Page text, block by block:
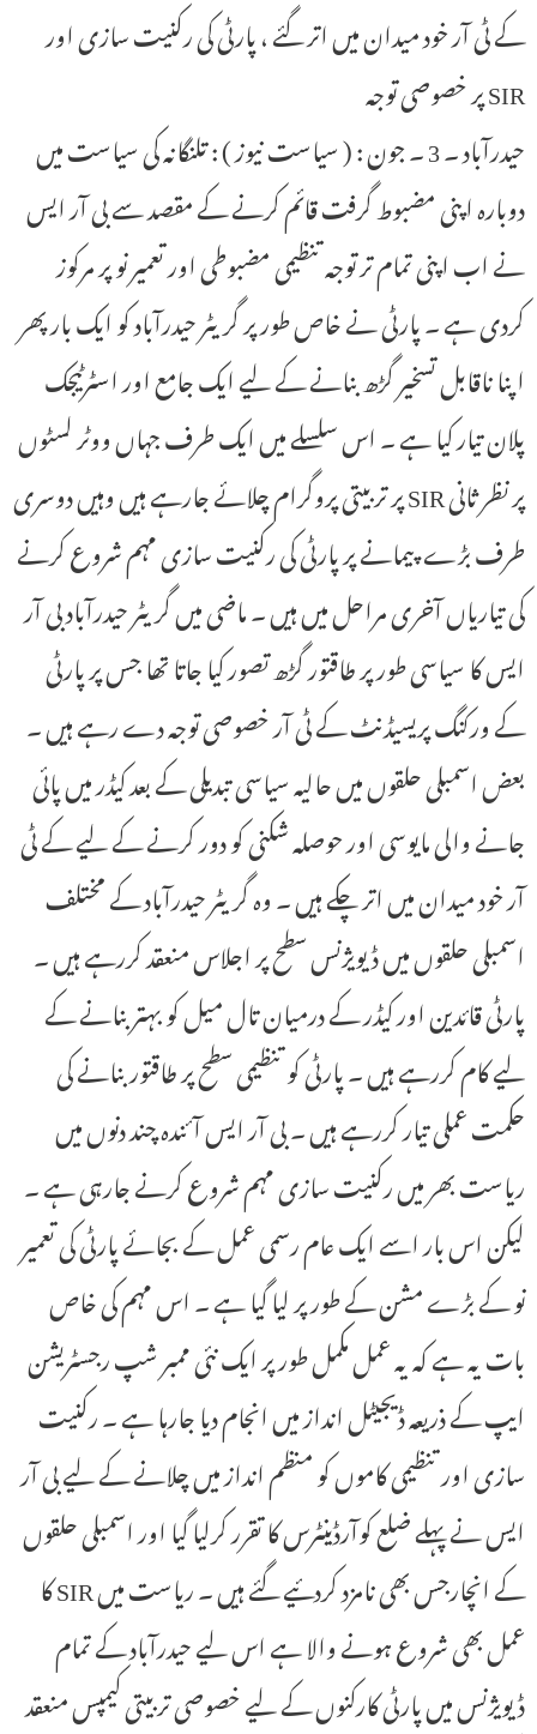
کے ٹی آر خود میدان میں اتر گئے ، پارٹی کی رکنیت سازی اور
SIR پر خصوصی توجہ
حیدرآباد ۔ 3 ۔ جون : ( سیاست نیوز ) : تلنگانہ کی سیاست میں
دوبارہ اپنی مضبوط گرفت قائم کرنے کے مقصد سے بی آر ایس
نے اب اپنی تمام تر توجہ تنظیمی مضبوطی اور تعمیر نو پر مرکوز
کردی ہے ۔ پارٹی نے خاص طور پر گریٹر حیدرآباد کو ایک بار پھر
اپنا ناقابل تسخیر گڑھ بنانے کے لیے ایک جامع اور اسٹرٹیجک
پلان تیار کیا ہے ۔ اس سلسلے میں ایک طرف جہاں ووٹر لسٹوں
پر نظر ثانی SIR پر تربیتی پروگرام چلائے جارہے ہیں وہیں دوسری
طرف بڑے پیمانے پر پارٹی کی رکنیت سازی مہم شروع کرنے
کی تیاریاں آخری مراحل میں ہیں ۔ ماضی میں گریٹر حیدرآباد بی آر
ایس کا سیاسی طور پر طاقتور گڑھ تصور کیا جاتا تھا جس پر پارٹی
کے ورکنگ پریسیڈنٹ کے ٹی آر خصوصی توجہ دے رہے ہیں ۔
بعض اسمبلی حلقوں میں حالیہ سیاسی تبدیلی کے بعد کیڈر میں پائی
جانے والی مایوسی اور حوصلہ شکنی کو دور کرنے کے لیے کے ٹی
آر خود میدان میں اتر چکے ہیں ۔ وہ گریٹر حیدرآباد کے مختلف
اسمبلی حلقوں میں ڈیویژنس سطح پر اجلاس منعقد کررہے ہیں ۔
پارٹی قائدین اور کیڈر کے درمیان تال میل کو بہتر بنانے کے
لیے کام کررہے ہیں ۔ پارٹی کو تنظیمی سطح پر طاقتور بنانے کی
حکمت عملی تیار کررہے ہیں ۔ بی آر ایس آئندہ چند دنوں میں
ریاست بھر میں رکنیت سازی مہم شروع کرنے جارہی ہے ۔
لیکن اس بار اسے ایک عام رسمی عمل کے بجائے پارٹی کی تعمیر
نو کے بڑے مشن کے طور پر لیا گیا ہے ۔ اس مہم کی خاص
بات یہ ہے کہ یہ عمل مکمل طور پر ایک نئی ممبر شپ رجسٹریشن
ایپ کے ذریعہ ڈیجیٹل انداز میں انجام دیا جارہا ہے ۔ رکنیت
سازی اور تنظیمی کاموں کو منظم انداز میں چلانے کے لیے بی آر
ایس نے پہلے ضلع کوآرڈینٹرس کا تقرر کرلیا گیا اور اسمبلی حلقوں
کے انچارجس بھی نامزد کردئیے گئے ہیں ۔ ریاست میں SIR کا
عمل بھی شروع ہونے والا ہے اس لیے حیدرآباد کے تمام
ڈیویژنس میں پارٹی کارکنوں کے لیے خصوصی تربیتی کیمپس منعقد